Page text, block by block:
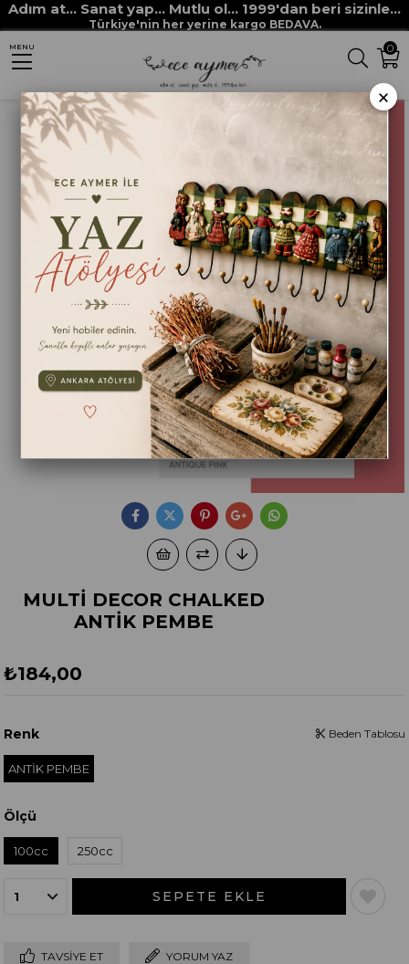
Adım at... Sanat yap... Mutlu ol... 1999'dan beri sizinle...
Türkiye'nin her yerine kargo BEDAVA.
0
MENU
Anasayfa HOBİ BOYALARI MULTİ DECOR CHALKED boyaları
MULTİ DECOR CHALKED ANTİK PEMBE
MULTİ DECOR CHALKED
ANTİK PEMBE
₺184,00
Renk
ANTİK PEMBE
Beden Tablosu
Ölçü
100cc 250cc
TAVSIYE ET YORUM YAZ
×